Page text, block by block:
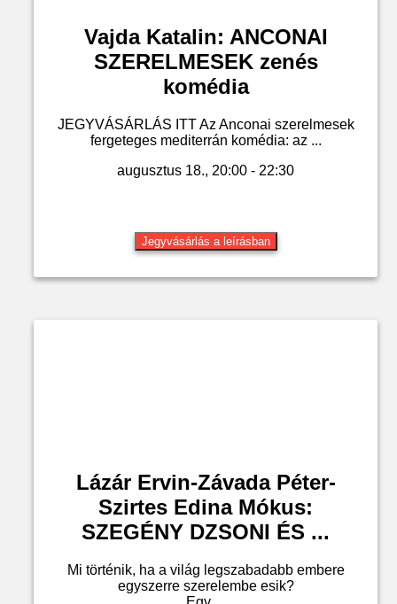
Vajda Katalin: ANCONAI
SZERELMESEK zenés
komédia
JEGYVÁSÁRLÁS ITT Az Anconai szerelmesek
fergeteges mediterrán komédia: az ...
augusztus 18., 20:00 - 22:30
Jegyvásárlás a leírásban
Lázár Ervin-Závada Péter-
Szirtes Edina Mókus:
SZEGÉNY DZSONI ÉS ...
Mi történik, ha a világ legszabadabb embere
egyszerre szerelembe esik?